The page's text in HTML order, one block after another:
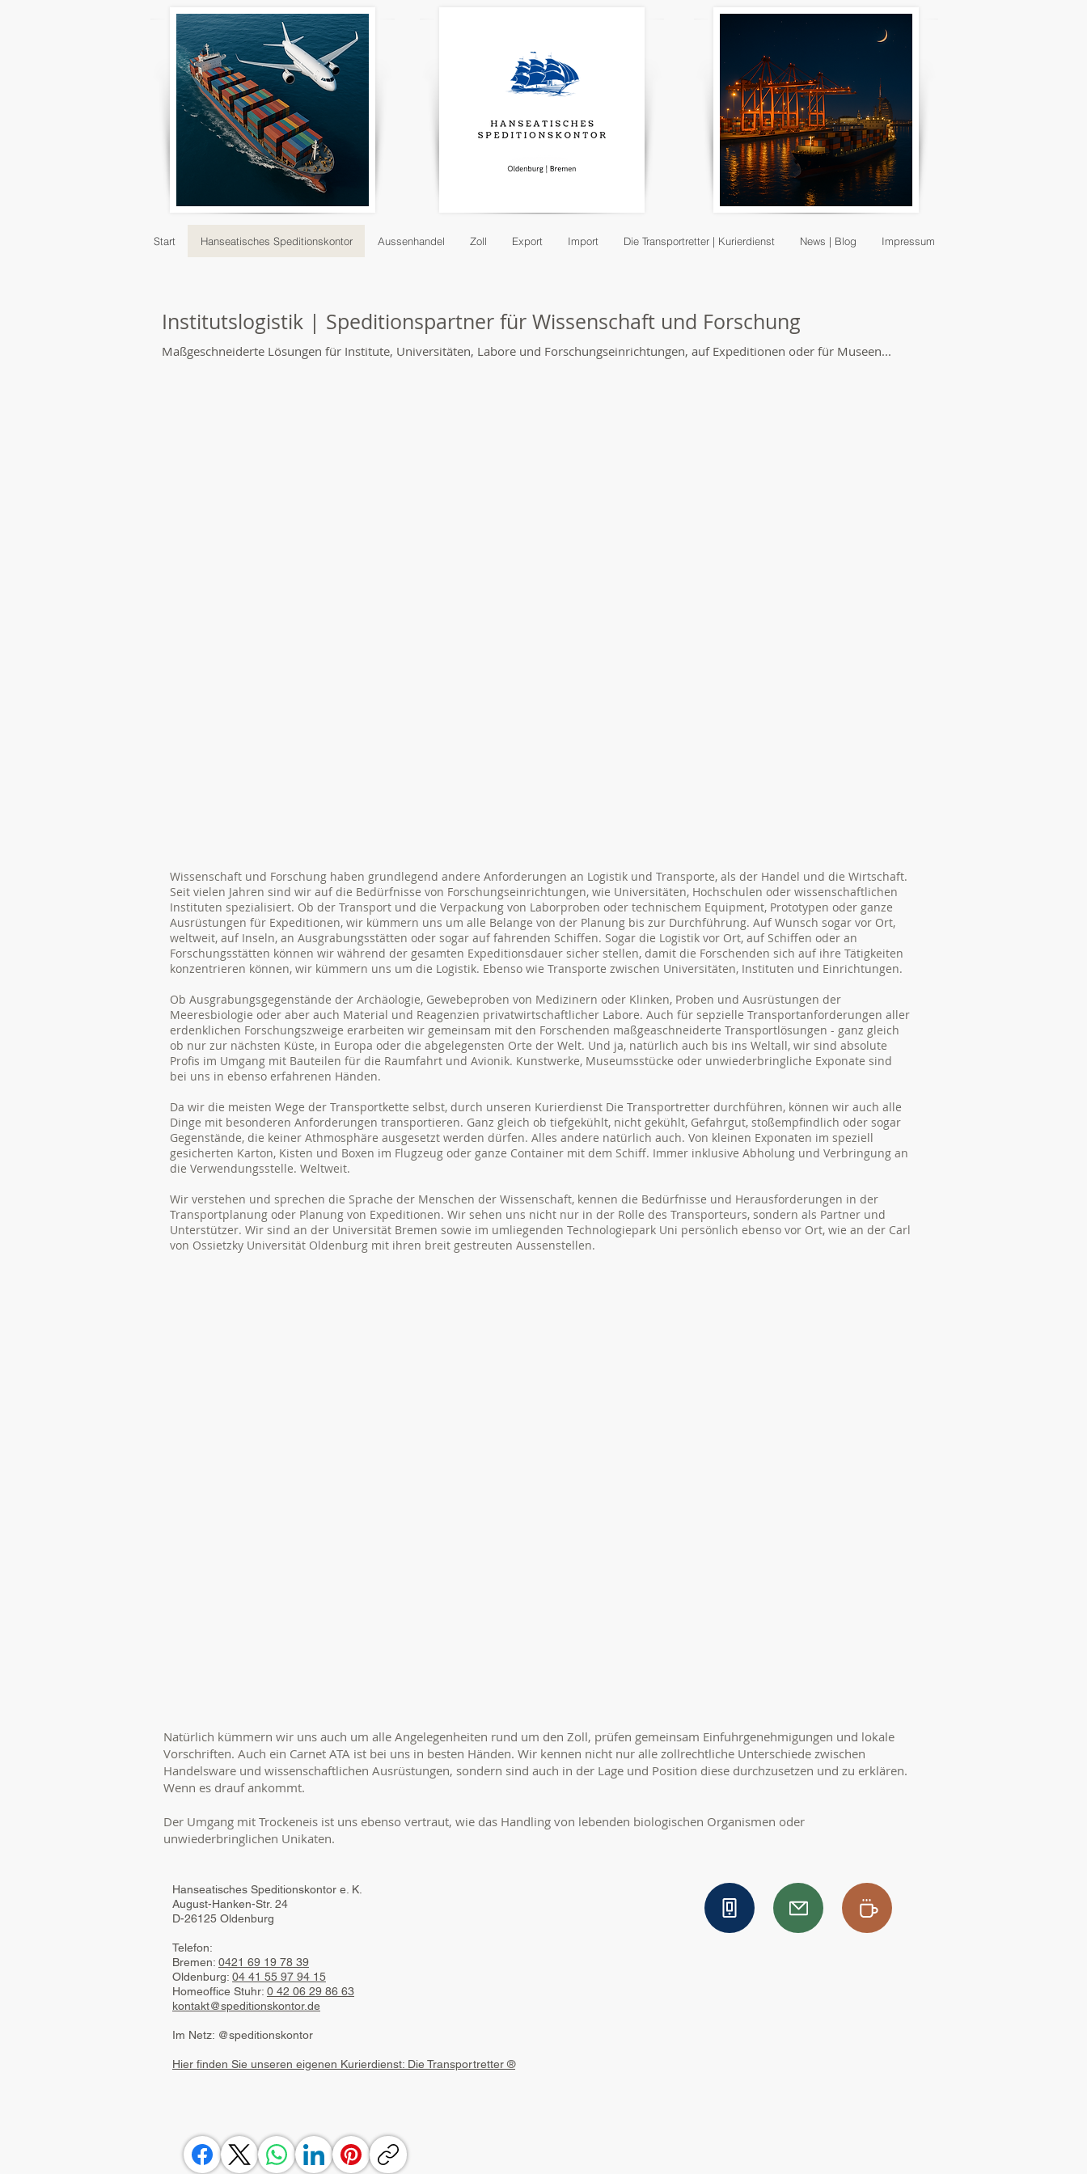
Start Hanseatisches Speditionskontor Aussenhandel Zoll Export Import Die Transportretter | Kurierdienst News | Blog Impressum
Institutslogistik | Speditionspartner für Wissenschaft und Forschung
Maßgeschneiderte Lösungen für Institute, Universitäten, Labore und Forschungseinrichtungen, auf Expeditionen oder für Museen...
Wissenschaft und Forschung haben grundlegend andere Anforderungen an Logistik und Transporte, als der Handel und die Wirtschaft.
Seit vielen Jahren sind wir auf die Bedürfnisse von Forschungseinrichtungen, wie Universitäten, Hochschulen oder wissenschaftlichen
Instituten spezialisiert. Ob der Transport und die Verpackung von Laborproben oder technischem Equipment, Prototypen oder ganze
Ausrüstungen für Expeditionen, wir kümmern uns um alle Belange von der Planung bis zur Durchführung. Auf Wunsch sogar vor Ort,
weltweit, auf Inseln, an Ausgrabungsstätten oder sogar auf fahrenden Schiffen. Sogar die Logistik vor Ort, auf Schiffen oder an
Forschungsstätten können wir während der gesamten Expeditionsdauer sicher stellen, damit die Forschenden sich auf ihre Tätigkeiten
konzentrieren können, wir kümmern uns um die Logistik. Ebenso wie Transporte zwischen Universitäten, Instituten und Einrichtungen.
Ob Ausgrabungsgegenstände der Archäologie, Gewebeproben von Medizinern oder Klinken, Proben und Ausrüstungen der
Meeresbiologie oder aber auch Material und Reagenzien privatwirtschaftlicher Labore. Auch für sepzielle Transportanforderungen aller
erdenklichen Forschungszweige erarbeiten wir gemeinsam mit den Forschenden maßgeaschneiderte Transportlösungen - ganz gleich
ob nur zur nächsten Küste, in Europa oder die abgelegensten Orte der Welt. Und ja, natürlich auch bis ins Weltall, wir sind absolute
Profis im Umgang mit Bauteilen für die Raumfahrt und Avionik. Kunstwerke, Museumsstücke oder unwiederbringliche Exponate sind
bei uns in ebenso erfahrenen Händen.
Da wir die meisten Wege der Transportkette selbst, durch unseren Kurierdienst Die Transportretter durchführen, können wir auch alle
Dinge mit besonderen Anforderungen transportieren. Ganz gleich ob tiefgekühlt, nicht gekühlt, Gefahrgut, stoßempfindlich oder sogar
Gegenstände, die keiner Athmosphäre ausgesetzt werden dürfen. Alles andere natürlich auch. Von kleinen Exponaten im speziell
gesicherten Karton, Kisten und Boxen im Flugzeug oder ganze Container mit dem Schiff. Immer inklusive Abholung und Verbringung an
die Verwendungsstelle. Weltweit.
Wir verstehen und sprechen die Sprache der Menschen der Wissenschaft, kennen die Bedürfnisse und Herausforderungen in der
Transportplanung oder Planung von Expeditionen. Wir sehen uns nicht nur in der Rolle des Transporteurs, sondern als Partner und
Unterstützer. Wir sind an der Universität Bremen sowie im umliegenden Technologiepark Uni persönlich ebenso vor Ort, wie an der Carl
von Ossietzky Universität Oldenburg mit ihren breit gestreuten Aussenstellen.
Natürlich kümmern wir uns auch um alle Angelegenheiten rund um den Zoll, prüfen gemeinsam Einfuhrgenehmigungen und lokale
Vorschriften. Auch ein Carnet ATA ist bei uns in besten Händen. Wir kennen nicht nur alle zollrechtliche Unterschiede zwischen
Handelsware und wissenschaftlichen Ausrüstungen, sondern sind auch in der Lage und Position diese durchzusetzen und zu erklären.
Wenn es drauf ankommt.
Der Umgang mit Trockeneis ist uns ebenso vertraut, wie das Handling von lebenden biologischen Organismen oder
unwiederbringlichen Unikaten.
Hanseatisches Speditionskontor e. K.
August-Hanken-Str. 24
D-26125 Oldenburg
Telefon:
Bremen: 0421 69 19 78 39
Oldenburg: 04 41 55 97 94 15
Homeoffice Stuhr: 0 42 06 29 86 63
kontakt@speditionskontor.de
Im Netz: @speditionskontor
Hier finden Sie unseren eigenen Kurierdienst: Die Transportretter ®